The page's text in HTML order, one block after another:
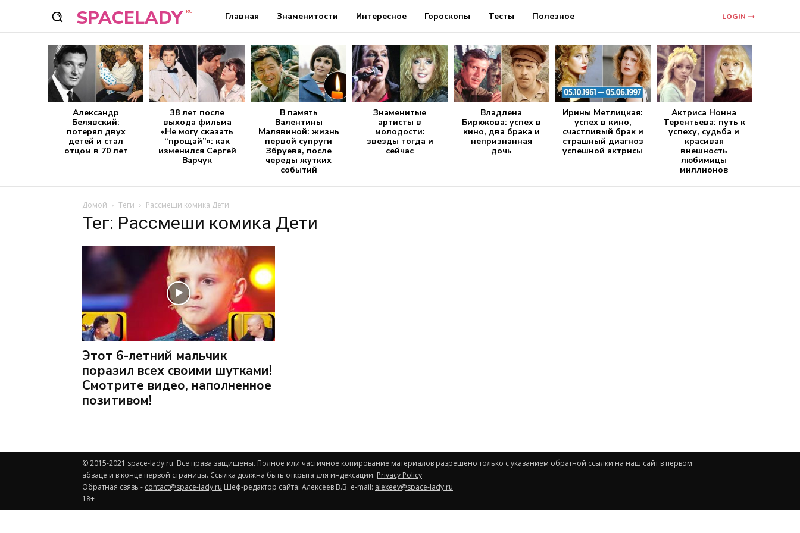
SPACELADY RU Главная Знаменитости Интересное Гороскопы Тесты Полезное LOGIN
Александр
Белявский:
потерял двух
детей и стал
отцом в 70 лет
38 лет после
выхода фильма
«Не могу сказать
“прощай”»: как
изменился Сергей
Варчук
В память
Валентины
Малявиной: жизнь
первой супруги
Збруева, после
череды жутких
событий
Знаменитые
артисты в
молодости:
звезды тогда и
сейчас
Владлена
Бирюкова: успех в
кино, два брака и
непризнанная
дочь
Ирины Метлицкая:
успех в кино,
счастливый брак и
страшный диагноз
успешной актрисы
Актриса Нонна
Терентьева: путь к
успеху, судьба и
красивая
внешность
любимицы
миллионов
Домой Теги Рассмеши комика Дети
Тег: Рассмеши комика Дети
Этот 6-летний мальчик
поразил всех своими шутками!
Смотрите видео, наполненное
позитивом!
© 2015-2021 space-lady.ru. Все права защищены. Полное или частичное копирование материалов разрешено только с указанием обратной ссылки на наш сайт в первом
абзаце и в конце первой страницы. Ссылка должна быть открыта для индексации. Privacy Policy
Обратная связь - contact@space-lady.ru Шеф-редактор сайта: Алексеев В.В. e-mail: alexeev@space-lady.ru
18+